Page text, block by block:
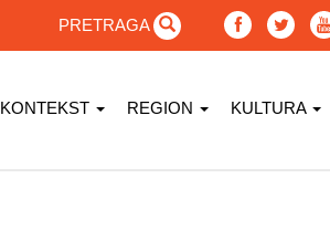
PRETRAGA
KONTEKST REGION KULTURA